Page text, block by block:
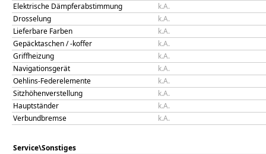
Elektrische Dämpferabstimmung
k.A.
Drosselung
k.A.
Lieferbare Farben
k.A.
Gepäcktaschen / -koffer
k.A.
Griffheizung
k.A.
Navigationsgerät
k.A.
Oehlins-Federelemente
k.A.
Sitzhöhenverstellung
k.A.
Hauptständer
k.A.
Verbundbremse
k.A.
Service\Sonstiges